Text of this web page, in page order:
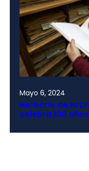
Mayo 6, 2024
Herbario de la
celebra 100